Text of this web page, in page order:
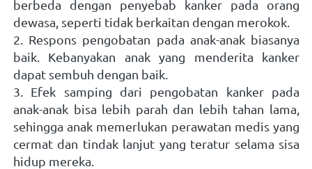
berbeda dengan penyebab kanker pada orang
dewasa, seperti tidak berkaitan dengan merokok.
2. Respons pengobatan pada anak-anak biasanya
baik. Kebanyakan anak yang menderita kanker
dapat sembuh dengan baik.
3. Efek samping dari pengobatan kanker pada
anak-anak bisa lebih parah dan lebih tahan lama,
sehingga anak memerlukan perawatan medis yang
cermat dan tindak lanjut yang teratur selama sisa
hidup mereka.